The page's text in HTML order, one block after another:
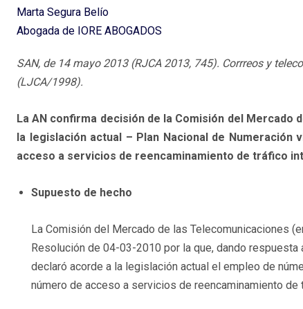
Marta Segura Belío
Abogada de IORE ABOGADOS
SAN, de 14 mayo 2013 (RJCA 2013, 745). Corrreos y
(LJCA/1998).
La AN confirma decisión de la Comisión del
la legislación actual – Plan Nacional de
acceso a servicios de reencaminamiento de tráfico
Supuesto de hecho
La Comisión del Mercado de las Telecomunicaciones
Resolución de 04-03-2010 por la que, dando respuesta
declaró acorde a la legislación actual el empleo de
número de acceso a servicios de reencaminamiento de